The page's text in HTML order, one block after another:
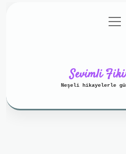
aç
Sevimli
Neşeli hikayelerle